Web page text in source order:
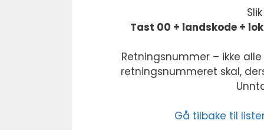
Tast 00 + landskode +
Retningsnummer – ikke
retningsnummeret skal,
Gå tilbake til